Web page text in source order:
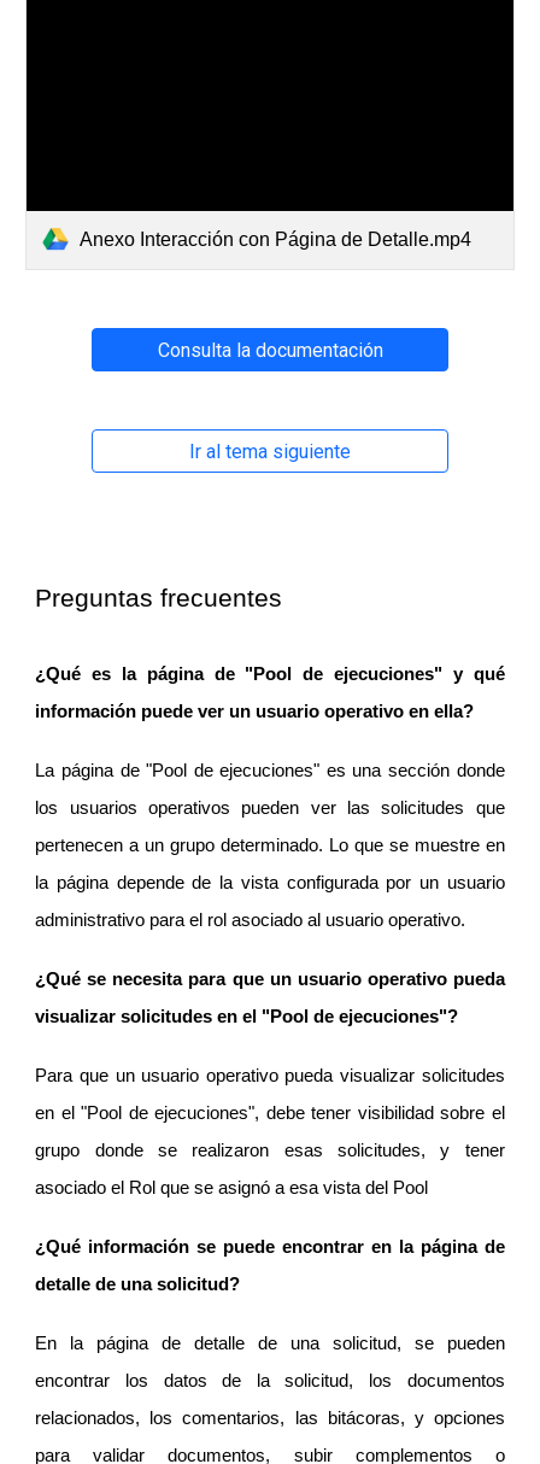
Anexo Interacción con Página de Detalle.mp4
Consulta la documentación
Ir al tema siguiente
Preguntas frecuentes
¿Qué es la página de "Pool de ejecuciones" y qué
información puede ver un usuario operativo en ella?
La página de "Pool de ejecuciones" es una sección donde
los usuarios operativos pueden ver las solicitudes que
pertenecen a un grupo determinado. Lo que se muestre en
la página depende de la vista configurada por un usuario
administrativo para el rol asociado al usuario operativo.
¿Qué se necesita para que un usuario operativo pueda
visualizar solicitudes en el "Pool de ejecuciones"?
Para que un usuario operativo pueda visualizar solicitudes
en el "Pool de ejecuciones", debe tener visibilidad sobre el
grupo donde se realizaron esas solicitudes, y tener
asociado el Rol que se asignó a esa vista del Pool
¿Qué información se puede encontrar en la página de
detalle de una solicitud?
En la página de detalle de una solicitud, se pueden
encontrar los datos de la solicitud, los documentos
relacionados, los comentarios, las bitácoras, y opciones
para validar documentos, subir complementos o